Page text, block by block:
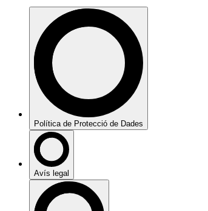
Política de Protecció de Dades
Avís legal